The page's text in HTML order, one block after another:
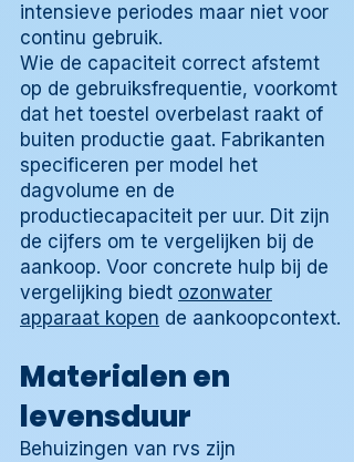
intensieve periodes maar niet voor
continu gebruik.
Wie de capaciteit correct afstemt
op de gebruiksfrequentie, voorkomt
dat het toestel overbelast raakt of
buiten productie gaat. Fabrikanten
specificeren per model het
dagvolume en de
productiecapaciteit per uur. Dit zijn
de cijfers om te vergelijken bij de
aankoop. Voor concrete hulp bij de
vergelijking biedt ozonwater
apparaat kopen de aankoopcontext.
Materialen en
levensduur
Behuizingen van rvs zijn